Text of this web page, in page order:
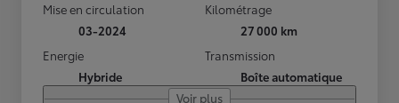
Mise en circulation
03-2024
Kilométrage
27 000 km
Energie
Hybride
Transmission
Boîte automatique
Voir plus